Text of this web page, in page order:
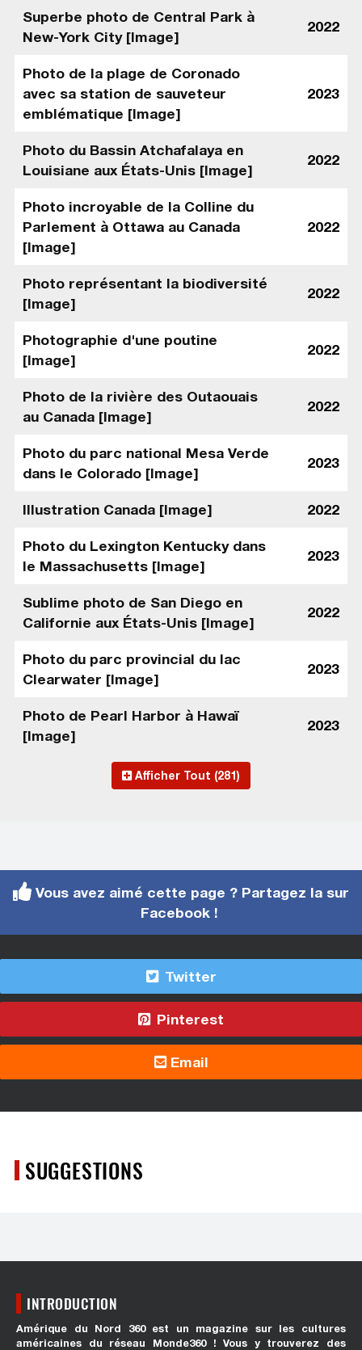
Superbe photo de Central Park à
New-York City [Image]
2022
Photo de la plage de Coronado
avec sa station de sauveteur
emblématique [Image]
2023
Photo du Bassin Atchafalaya en
Louisiane aux États-Unis [Image]
2022
Photo incroyable de la Colline du
Parlement à Ottawa au Canada
[Image]
2022
Photo représentant la biodiversité
[Image]
2022
Photographie d'une poutine
[Image]
2022
Photo de la rivière des Outaouais
au Canada [Image]
2022
Photo du parc national Mesa Verde
dans le Colorado [Image]
2023
Illustration Canada [Image] 2022
Photo du Lexington Kentucky dans
le Massachusetts [Image]
2023
Sublime photo de San Diego en
Californie aux États-Unis [Image]
2022
Photo du parc provincial du lac
Clearwater [Image]
2023
Photo de Pearl Harbor à Hawaï
[Image]
2023
Afficher Tout (281)
Vous avez aimé cette page ? Partagez la sur
Facebook !
Twitter
Pinterest
Email
SUGGESTIONS
INTRODUCTION
Amérique du Nord 360 est un magazine sur les cultures
américaines du réseau Monde360 ! Vous y trouverez des